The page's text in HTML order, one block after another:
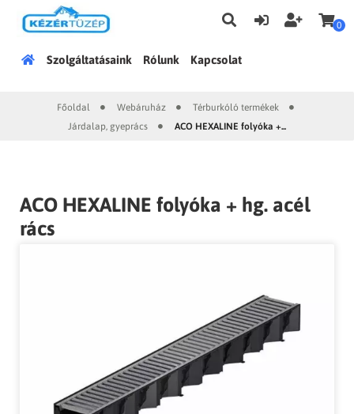
0
FőoldalSzolgáltatásaink Rólunk Kapcsolat
Főoldal Webáruház Térburkóló termékek
Járdalap, gyeprács ACO HEXALINE folyóka +...
ACO HEXALINE folyóka + hg. acél
rács